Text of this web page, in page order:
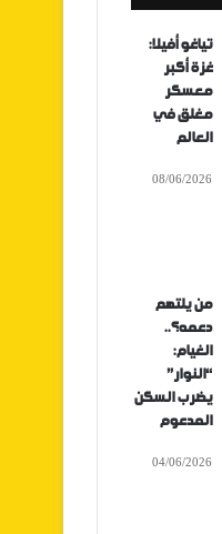
تياغو أفيلا:
غزة أكبر
معسكر
مغلق في
العالم
08/06/2026
من يلتهم
دعمه؟..
الغيام:
“النوار”
يضرب السكن
المدعوم
04/06/2026